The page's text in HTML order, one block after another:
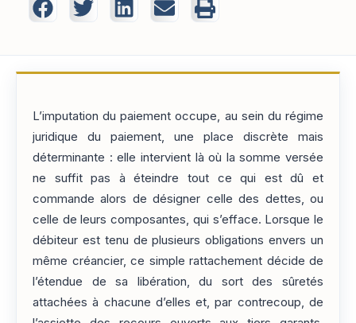
L’imputation du paiement occupe, au sein du régime
juridique du paiement, une place discrète mais
déterminante : elle intervient là où la somme versée
ne suffit pas à éteindre tout ce qui est dû et
commande alors de désigner celle des dettes, ou
celle de leurs composantes, qui s’efface. Lorsque le
débiteur est tenu de plusieurs obligations envers un
même créancier, ce simple rattachement décide de
l’étendue de sa libération, du sort des sûretés
attachées à chacune d’elles et, par contrecoup, de